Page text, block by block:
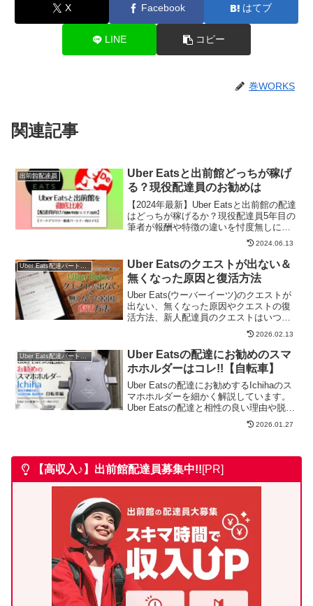
X Facebook はてブ
LINE コピー
巻WORKS
関連記事
出前館配達員
Uber Eatsと出前館どっちが稼げ
る？現役配達員のお勧めは
【2024年最新】Uber Eatsと出前館の配達
はどっちが稼げるか？現役配達員5年目の
筆者が報酬や特徴の違いを忖度無しに徹
2024.06.13
Uber Eatsのクエストが出ない＆
無くなった原因と復活方法
Uber Eats(ウーバーイーツ)のクエストが
出ない、無くなった原因やクエストの復
活方法、新人配達員のクエストはいつか
2026.02.13
Uber Eats配達パートナー
Uber Eatsの配達にお勧めのスマ
ホホルダーはコレ!!【自転車】
Uber Eatsの配達にお勧めするIchihaのス
マホホルダーを細かく解説しています。
Uber Eatsの配達と相性の良い理由や脱着
のシーンもGIFで公開しています。2026.01.27
【高収入♪】出前館配達員募集中!![PR]